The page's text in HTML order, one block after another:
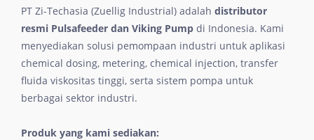
PT Zi-Techasia (Zuellig Industrial) adalah distributor
resmi Pulsafeeder dan Viking Pump di Indonesia. Kami
menyediakan solusi pemompaan industri untuk aplikasi
chemical dosing, metering, chemical injection, transfer
fluida viskositas tinggi, serta sistem pompa untuk
berbagai sektor industri.
Produk yang kami sediakan: